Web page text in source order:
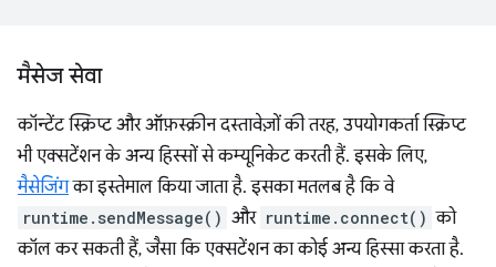
मैसेज सेवा
कॉन्टेंट स्क्रिप्ट और ऑफ़स्क्रीन दस्तावेज़ों की तरह, उपयोगकर्ता स्क्रिप्ट
भी एक्सटेंशन के अन्य हिस्सों से कम्यूनिकेट करती हैं. इसके लिए,
मैसेजिंगका इस्तेमाल किया जाता है. इसका मतलब है कि वे
runtime.sendMessage() और runtime.connect() को
कॉल कर सकती हैं, जैसा कि एक्सटेंशन का कोई अन्य हिस्सा करता है.